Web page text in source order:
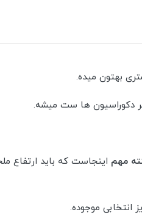
بهتون میده.
دکوراسیون ها ست میشه.
مهم اینجاست که باید ارتفاع